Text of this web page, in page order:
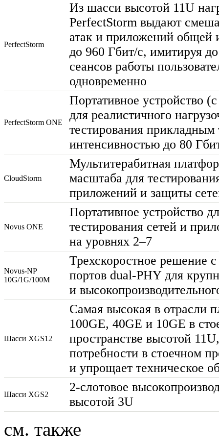
PerfectStorm
Из шасси высотой 11U
PerfectStorm выдают
атак и приложений общей
до 960 Гбит/с, имитируя
сеансов работы
одновременно
PerfectStorm ONE
Портативное устройство
для реалистичного
тестирования
интенсивностью до 80
CloudStorm
Мультитерабитная
масштаба для
приложений и защиты
Novus ONE
Портативное устройство
тестирования сетей и
на уровнях 2–7
Novus-NP
10G/1G/100M
Трехскоростное решение
портов dual-PHY для
и
Шасси XGS12
Самая высокая в отрасли
100GE, 40GE и 10GE в
пространстве высотой
потребности в стоечном
и упрощает техническое
Шасси XGS2
2-слотовое
высотой 3U
см. также